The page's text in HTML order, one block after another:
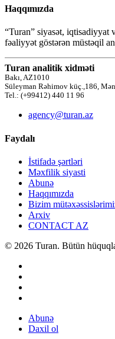
Haqqımızda
“Turan” siyasət, iqtisadiyyat
fəaliyyət göstərən müstəqil
Turan analitik xidməti
Bakı, AZ1010
Süleyman Rəhimov küç.,186,
Tel.: (+99412) 440 11 96
agency@turan.az
Faydalı
İstifadə şərtləri
Məxfilik siyasti
Abunə
Haqqımızda
Bizim
Arxiv
CONTACT AZ
© 2026 Turan. Bütün
Abunə
Daxil ol